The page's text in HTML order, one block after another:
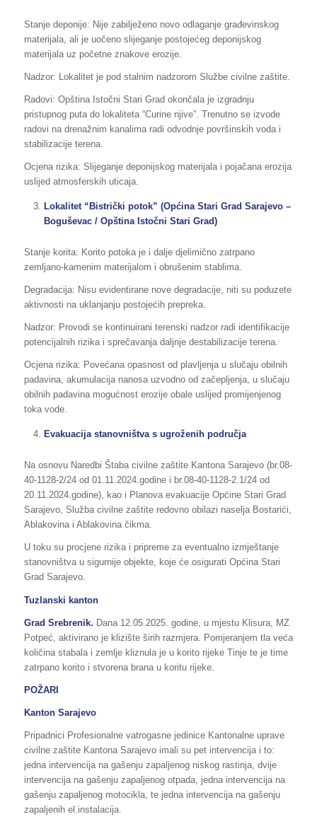
Stanje deponije: Nije zabilježeno novo odlaganje građevinskog
materijala, ali je uočeno slijeganje postojećeg deponijskog
materijala uz početne znakove erozije.
Nadzor: Lokalitet je pod stalnim nadzorom Službe civilne zaštite.
Radovi: Opština Istočni Stari Grad okončala je izgradnju
pristupnog puta do lokaliteta “Curine njive”. Trenutno se izvode
radovi na drenažnim kanalima radi odvodnje površinskih voda i
stabilizacije terena.
Ocjena rizika: Slijeganje deponijskog materijala i pojačana erozija
uslijed atmosferskih uticaja.
Lokalitet “Bistrički potok” (Općina Stari Grad Sarajevo –
Boguševac / Opština Istočni Stari Grad)
Stanje korita: Korito potoka je i dalje djelimično zatrpano
zemljano-kamenim materijalom i obrušenim stablima.
Degradacija: Nisu evidentirane nove degradacije, niti su poduzete
aktivnosti na uklanjanju postojećih prepreka.
Nadzor: Provodi se kontinuirani terenski nadzor radi identifikacije
potencijalnih rizika i sprečavanja daljnje destabilizacije terena.
Ocjena rizika: Povećana opasnost od plavljenja u slučaju obilnih
padavina, akumulacija nanosa uzvodno od začepljenja, u slučaju
obilnih padavina mogućnost erozije obale uslijed promijenjenog
toka vode.
Evakuacija stanovništva s ugroženih područja
Na osnovu Naredbi Štaba civilne zaštite Kantona Sarajevo (br.08-
40-1128-2/24 od 01.11.2024.godine i br.08-40-1128-2.1/24 od
20.11.2024.godine), kao i Planova evakuacije Općine Stari Grad
Sarajevo, Služba civilne zaštite redovno obilazi naselja Bostarići,
Ablakovina i Ablakovina čikma.
U toku su procjene rizika i pripreme za eventualno izmještanje
stanovništva u sigurnije objekte, koje će osigurati Općina Stari
Grad Sarajevo.
Tuzlanski kanton
Grad Srebrenik. Dana 12.05.2025. godine, u mjestu Klisura, MZ
Potpeć, aktivirano je klizište širih razmjera. Pomjeranjem tla veća
količina stabala i zemlje kliznula je u korito rijeke Tinje te je time
zatrpano korito i stvorena brana u koritu rijeke.
POŽARI
Kanton Sarajevo
Pripadnici Profesionalne vatrogasne jedinice Kantonalne uprave
civilne zaštite Kantona Sarajevo imali su pet intervencija i to:
jedna intervencija na gašenju zapaljenog niskog rastinja, dvije
intervencija na gašenju zapaljenog otpada, jedna intervencija na
gašenju zapaljenog motocikla, te jedna intervencija na gašenju
zapaljenih el.instalacija.